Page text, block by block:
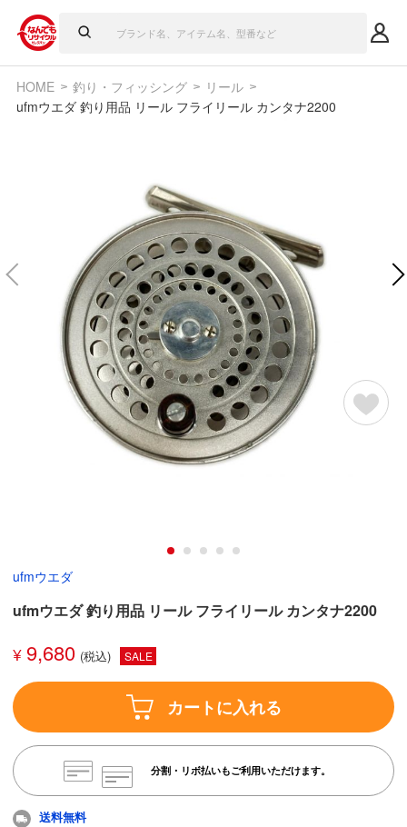
HOME 釣り・フィッシング
リール
ufmウエダ 釣り用品 リール フライリール カンタナ2200
ufmウエダ
ufmウエダ 釣り用品 リール フライリール カンタナ2200
¥ 9,680 SALE
カートに入れる
分割・リボ払いもご利用いただけます。
送料無料